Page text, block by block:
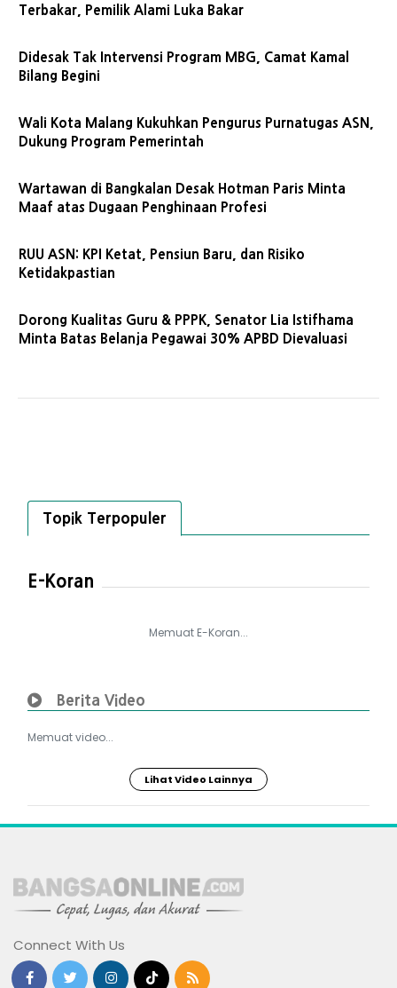
Terbakar, Pemilik Alami Luka Bakar
Didesak Tak Intervensi Program MBG, Camat Kamal
Bilang Begini
Wali Kota Malang Kukuhkan Pengurus Purnatugas ASN,
Dukung Program Pemerintah
Wartawan di Bangkalan Desak Hotman Paris Minta
Maaf atas Dugaan Penghinaan Profesi
RUU ASN: KPI Ketat, Pensiun Baru, dan Risiko
Ketidakpastian
Dorong Kualitas Guru & PPPK, Senator Lia Istifhama
Minta Batas Belanja Pegawai 30% APBD Dievaluasi
Topik Terpopuler
E-Koran
Memuat E-Koran...
Berita Video
Memuat video...
Lihat Video Lainnya
Connect With Us